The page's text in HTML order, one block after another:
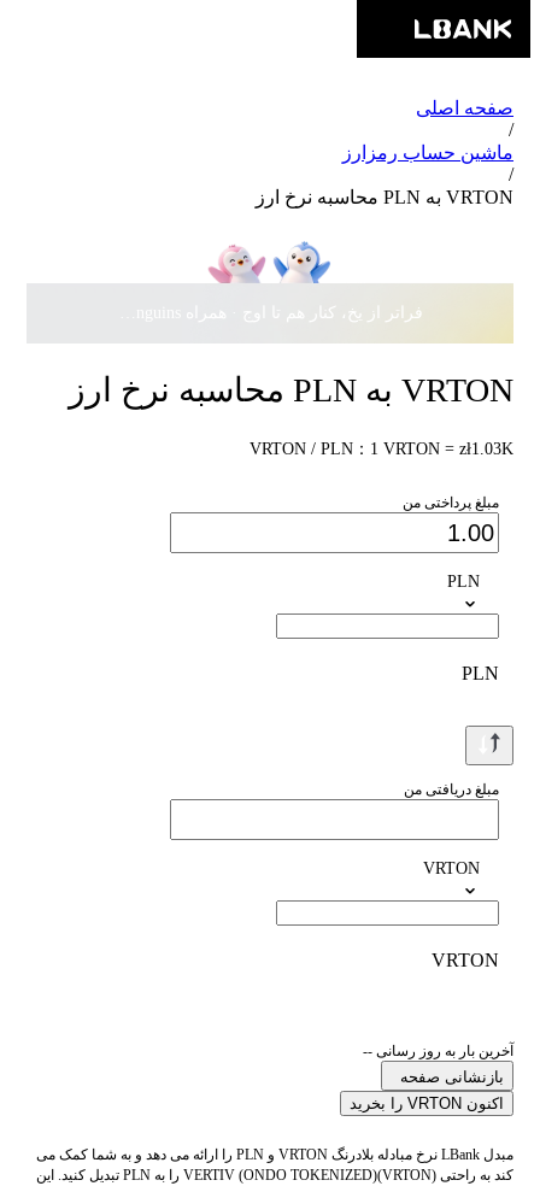
صفحه اصلی
/
ماشین حساب رمزارز
/
VRTON به PLN محاسبه نرخ ارز
VRTON به PLN محاسبه نرخ ارز
VRTON / PLN：1 VRTON = zł1.03K
مبلغ پرداختی من
PLN
PLN
مبلغ دریافتی من
VRTON
VRTON
آخرین بار به روز رسانی --
بازنشانی صفحه
اکنون VRTON را بخرید
مبدل LBank نرخ مبادله بلادرنگ VRTON و PLN را ارائه می دهد و به شما کمک می
کند به راحتی VERTIV (ONDO TOKENIZED)(VRTON) را به PLN تبدیل کنید. این